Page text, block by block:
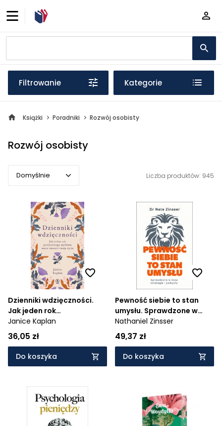
Filtrowanie Kategorie
Książki Poradniki Rozwój osobisty
Rozwój osobisty
Domyślnie
Domyślnie
Popularne
Cena rosnąco
Cena malejąco
Od najnowszych
Od najstarszych
Liczba produktów: 945
Dzienniki wdzięczności.
Jak jeden rok
pozytywnego myślenia
może zmienić twoje życie
Janice Kaplan
36,05 zł
Do koszyka
Pewność siebie to stan
umysłu. Sprawdzone w
boju strategie i pomysły
Nathaniel Zinsser
49,37 zł
Do koszyka